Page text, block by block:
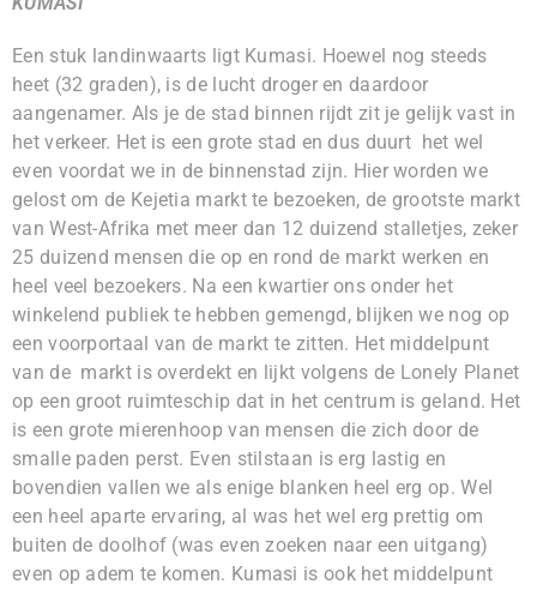
Een stuk landinwaarts ligt Kumasi. Hoewel nog steeds
heet (32 graden), is de lucht droger en daardoor
aangenamer. Als je de stad binnen rijdt zit je gelijk vast in
het verkeer. Het is een grote stad en dus duurt het wel
even voordat we in de binnenstad zijn. Hier worden we
gelost om de Kejetia markt te bezoeken, de grootste markt
van West-Afrika met meer dan 12 duizend stalletjes, zeker
25 duizend mensen die op en rond de markt werken en
heel veel bezoekers. Na een kwartier ons onder het
winkelend publiek te hebben gemengd, blijken we nog op
een voorportaal van de markt te zitten. Het middelpunt
van de markt is overdekt en lijkt volgens de Lonely Planet
op een groot ruimteschip dat in het centrum is geland. Het
is een grote mierenhoop van mensen die zich door de
smalle paden perst. Even stilstaan is erg lastig en
bovendien vallen we als enige blanken heel erg op. Wel
een heel aparte ervaring, al was het wel erg prettig om
buiten de doolhof (was even zoeken naar een uitgang)
even op adem te komen. Kumasi is ook het middelpunt